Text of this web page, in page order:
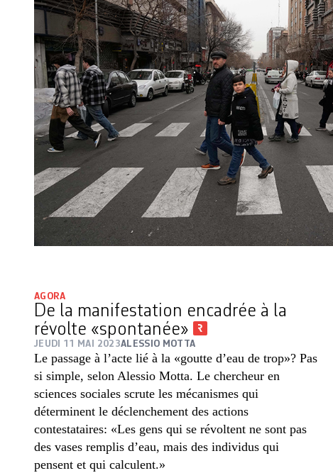
AGORA
De la manifestation encadrée à la
révolte «spontanée»
JEUDI 11 MAI 2023ALESSIO MOTTA
Le passage à l’acte lié à la «goutte d’eau de trop»? Pas
si simple, selon Alessio Motta. Le chercheur en
sciences sociales scrute les mécanismes qui
déterminent le déclenchement des actions
contestataires: «Les gens qui se révoltent ne sont pas
des vases remplis d’eau, mais des individus qui
pensent et qui calculent.»